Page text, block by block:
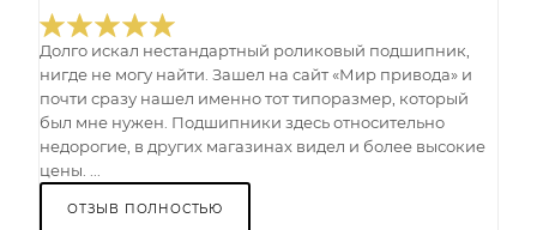
Долго искал нестандартный роликовый подшипник,
нигде не могу найти. Зашел на сайт «Мир привода» и
почти сразу нашел именно тот типоразмер, который
был мне нужен. Подшипники здесь относительно
недорогие, в других магазинах видел и более высокие
цены. ...
ОТЗЫВ ПОЛНОСТЬЮ